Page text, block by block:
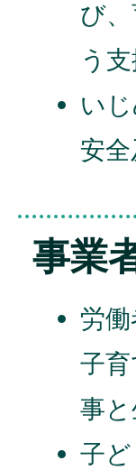
び
う支
い
安全
事業
労
子
事
子